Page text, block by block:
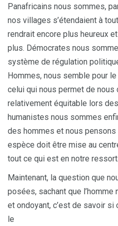
Panafricains nous sommes,
nos villages s’étendaient à
rendrait encore plus heureux
plus. Démocrates nous
système de régulation
Hommes, nous semble pour
celui qui nous permet de nous
relativement équitable lors
humanistes nous sommes
des hommes et nous pensons
espèce doit être mise au
tout ce qui est en notre ressort.
Maintenant, la question que
posées, sachant que
et ondoyant, c’est de savoir
le